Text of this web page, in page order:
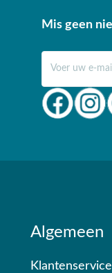
Mis geen
Algemeen
Klantenservice